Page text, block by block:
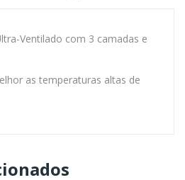
Ventilado com 3 camadas e
as temperaturas altas de